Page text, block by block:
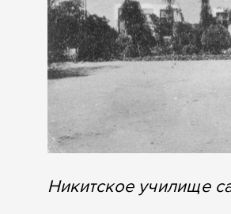
Никитское училище